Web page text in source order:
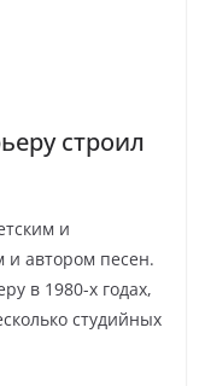
строил
и
и автором песен.
в 1980-х годах,
студийных